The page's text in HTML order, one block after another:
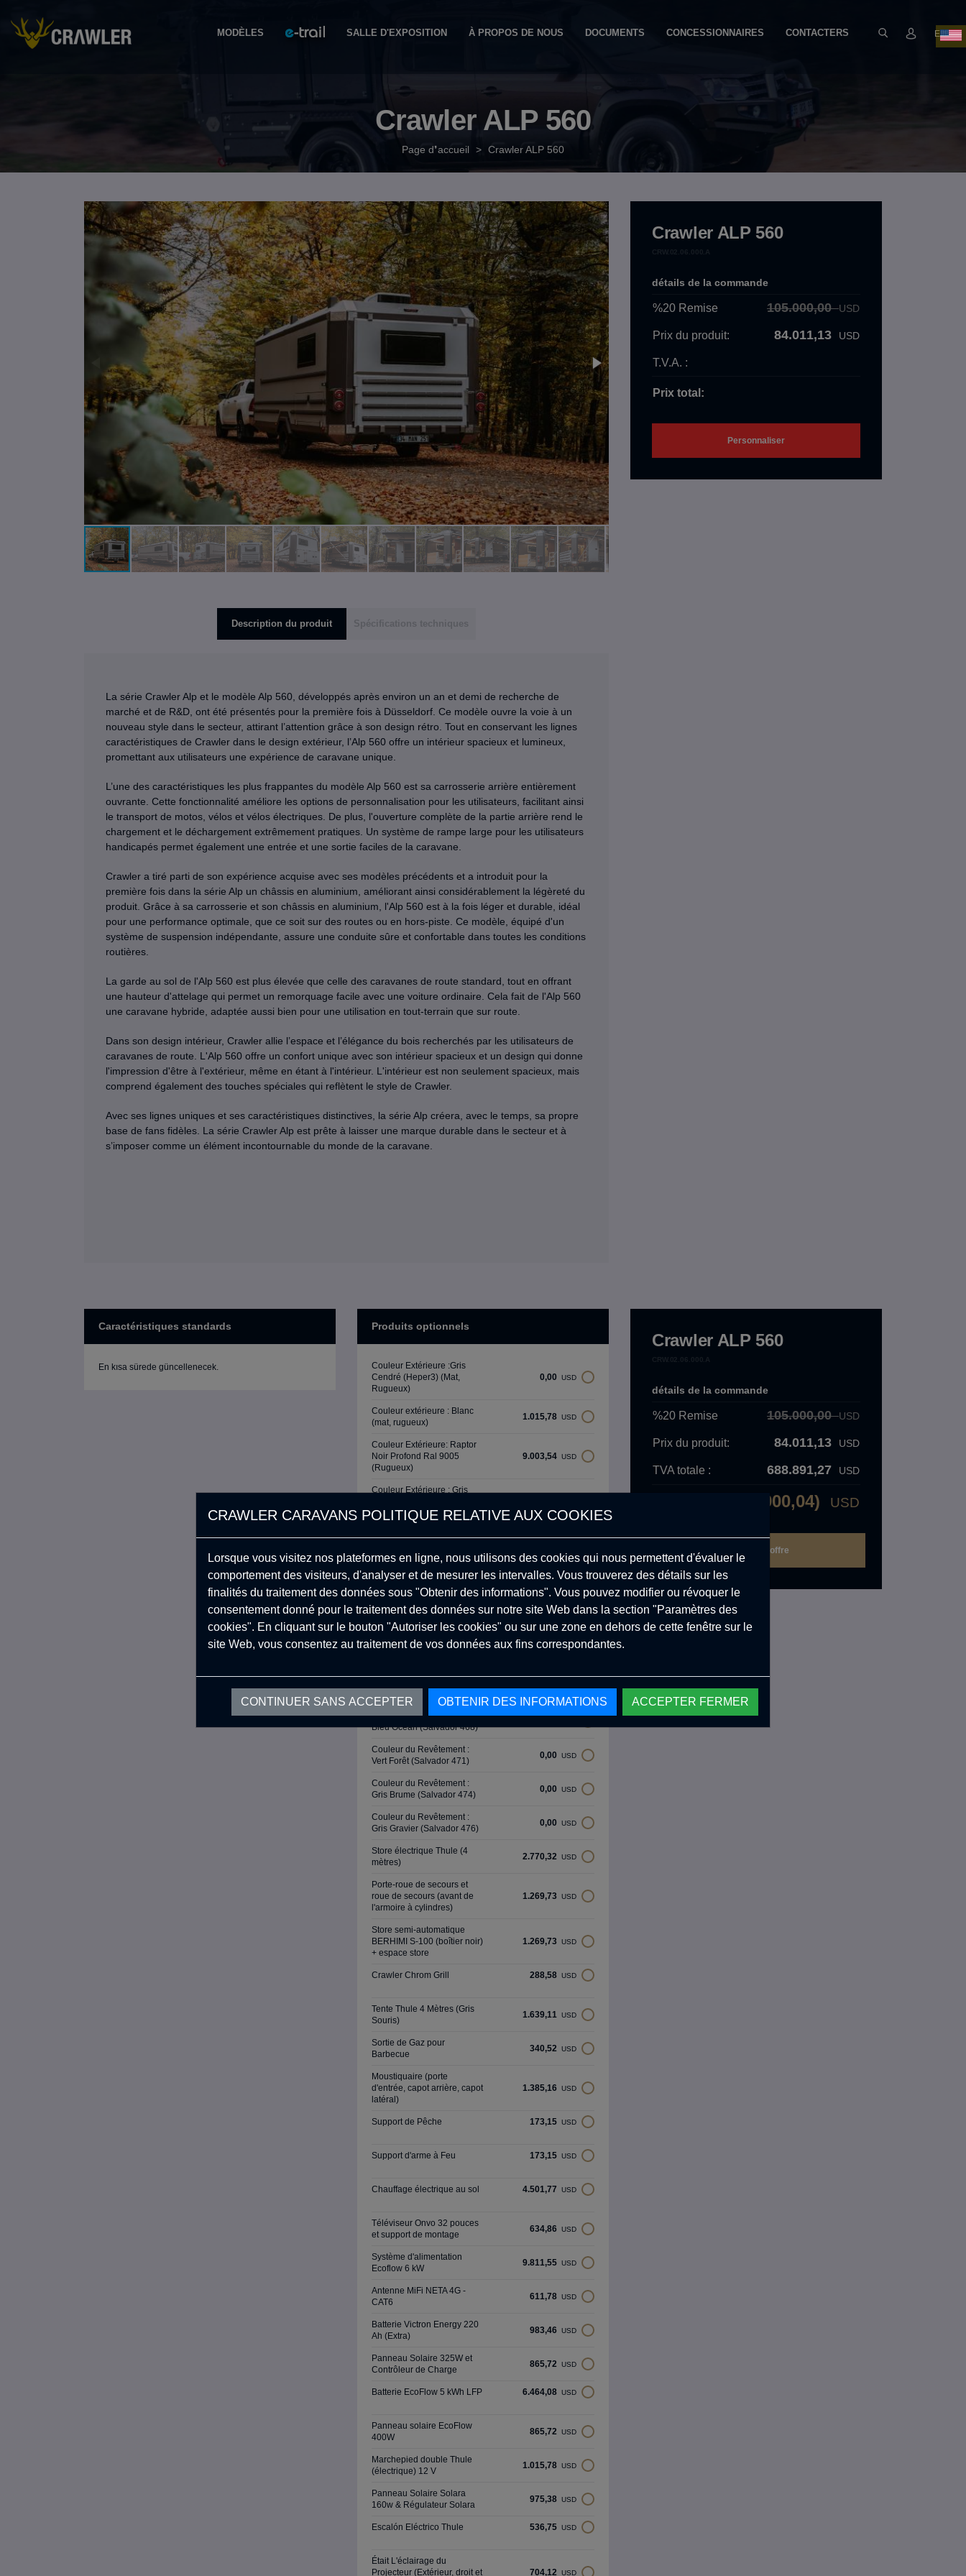
MODÈLES SALLE D'EXPOSITION À PROPOS DE NOUS DOCUMENTS CONCESSIONNAIRES CONTACTERS EN
Crawler ALP 560
Page d❜accueil > Crawler ALP 560
Crawler ALP 560
détails de la commande
%20 Remise 105.000,00USD
Prix ​​du produit: 84.011,13 USD
T.V.A. :
Prix ​​total:
Personnaliser
Description du produit Spécifications techniques
La série Crawler Alp et le modèle Alp 560, développés après environ un an et demi de recherche de
marché et de R&D, ont été présentés pour la première fois à Düsseldorf. Ce modèle ouvre la voie à un
nouveau style dans le secteur, attirant l’attention grâce à son design rétro. Tout en conservant les lignes
caractéristiques de Crawler dans le design extérieur, l’Alp 560 offre un intérieur spacieux et lumineux,
promettant aux utilisateurs une expérience de caravane unique.
L’une des caractéristiques les plus frappantes du modèle Alp 560 est sa carrosserie arrière entièrement
ouvrante. Cette fonctionnalité améliore les options de personnalisation pour les utilisateurs, facilitant ainsi
le transport de motos, vélos et vélos électriques. De plus, l'ouverture complète de la partie arrière rend le
chargement et le déchargement extrêmement pratiques. Un système de rampe large pour les utilisateurs
handicapés permet également une entrée et une sortie faciles de la caravane.
Crawler a tiré parti de son expérience acquise avec ses modèles précédents et a introduit pour la
première fois dans la série Alp un châssis en aluminium, améliorant ainsi considérablement la légèreté du
produit. Grâce à sa carrosserie et son châssis en aluminium, l'Alp 560 est à la fois léger et durable, idéal
pour une performance optimale, que ce soit sur des routes ou en hors-piste. Ce modèle, équipé d'un
système de suspension indépendante, assure une conduite sûre et confortable dans toutes les conditions
routières.
La garde au sol de l'Alp 560 est plus élevée que celle des caravanes de route standard, tout en offrant
une hauteur d'attelage qui permet un remorquage facile avec une voiture ordinaire. Cela fait de l'Alp 560
une caravane hybride, adaptée aussi bien pour une utilisation en tout-terrain que sur route.
Dans son design intérieur, Crawler allie l’espace et l’élégance du bois recherchés par les utilisateurs de
caravanes de route. L'Alp 560 offre un confort unique avec son intérieur spacieux et un design qui donne
l'impression d'être à l'extérieur, même en étant à l'intérieur. L'intérieur est non seulement spacieux, mais
comprend également des touches spéciales qui reflètent le style de Crawler.
Avec ses lignes uniques et ses caractéristiques distinctives, la série Alp créera, avec le temps, sa propre
base de fans fidèles. La série Crawler Alp est prête à laisser une marque durable dans le secteur et à
s’imposer comme un élément incontournable du monde de la caravane.
Caractéristiques standards
En kısa sürede güncellenecek.
Produits optionnels
Couleur Extérieure :Gris
Cendré (Heper3) (Mat,
Rugueux)
0,00 USD
Couleur extérieure : Blanc
(mat, rugueux)
1.015,78 USD
Couleur Extérieure: Raptor
Noir Profond Ral 9005
(Rugueux)
9.003,54 USD
Couleur Extérieure : Gris
(Heper3/Heper1) (Mat,
Kaki
0,00 USD
Couleur du Revêtement :
Gris Glace
0,00USD
Couleur de la Sellerie : Noir
de Carbone
Couleur de la Revêtement :
0,00USD
Couleur du Revêtement :
Bleu Océan (Salvador 468)
Couleur du Revêtement :
Vert Forêt (Salvador 471)
0,00 USD
Couleur du Revêtement :
Gris Brume (Salvador 474)
0,00 USD
Couleur du Revêtement :
Gris Gravier (Salvador 476)
0,00 USD
Store électrique Thule (4
mètres)
2.770,32 USD
Porte-roue de secours et
roue de secours (avant de
l'armoire à cylindres)
1.269,73 USD
Store semi-automatique
BERHIMI S-100 (boîtier noir)
+ espace store
1.269,73 USD
Crawler Chrom Grill 288,58 USD
Tente Thule 4 Mètres (Gris
Souris)
1.639,11 USD
Sortie de Gaz pour
Barbecue
340,52 USD
Moustiquaire (porte
d'entrée, capot arrière, capot
latéral)
1.385,16 USD
Support de Pêche 173,15 USD
Support d'arme à Feu 173,15 USD
Chauffage électrique au sol 4.501,77 USD
Téléviseur Onvo 32 pouces
et support de montage
634,86 USD
Système d'alimentation
Ecoflow 6 kW
9.811,55 USD
Antenne MiFi NETA 4G -
CAT6
611,78 USD
Batterie Victron Energy 220
Ah (Extra)
983,46 USD
Panneau Solaire 325W et
Contrôleur de Charge
865,72 USD
Batterie EcoFlow 5 kWh LFP 6.464,08 USD
Panneau solaire EcoFlow
400W
865,72 USD
Marchepied double Thule
(électrique) 12 V
1.015,78 USD
Panneau Solaire Solara
160w & Régulateur Solara
975,38 USD
Escalón Eléctrico Thule 536,75 USD
Était L'éclairage du
Projecteur (Extérieur, droit et
704,12 USD
Crawler ALP 560
détails de la commande
%20 Remise 105.000,00USD
Prix ​​du produit: 84.011,13 USD
TVA totale : 688.891,27 USD
90.900,04) USD
CRAWLER CARAVANS POLITIQUE RELATIVE AUX COOKIES
Lorsque vous visitez nos plateformes en ligne, nous utilisons des cookies qui nous permettent d'évaluer le
comportement des visiteurs, d'analyser et de mesurer les intervalles. Vous trouverez des détails sur les
finalités du traitement des données sous "Obtenir des informations". Vous pouvez modifier ou révoquer le
consentement donné pour le traitement des données sur notre site Web dans la section "Paramètres des
cookies". En cliquant sur le bouton "Autoriser les cookies" ou sur une zone en dehors de cette fenêtre sur le
site Web, vous consentez au traitement de vos données aux fins correspondantes.
CONTINUER SANS ACCEPTER OBTENIR DES INFORMATIONS ACCEPTER FERMER